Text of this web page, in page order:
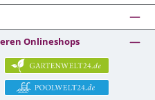
Onlineshops